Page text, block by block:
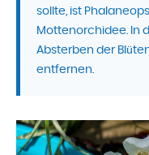
sollte, ist
Mottenorchidee. In
Absterben der
entfernen.